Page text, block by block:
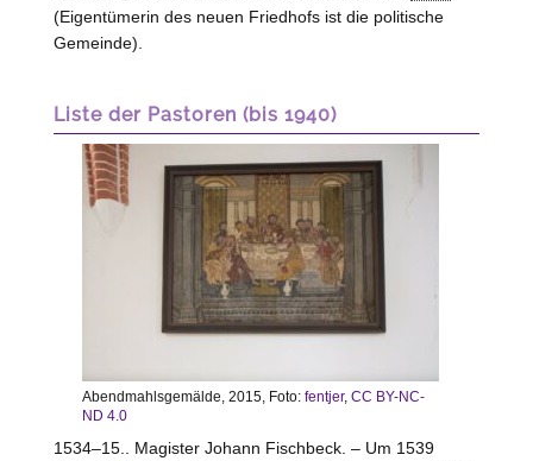
(Eigentümerin des neuen Friedhofs ist die politische
Gemeinde).
Liste der Pastoren (bis 1940)
Abendmahlsgemälde, 2015, Foto: fentjer, CC BY-NC-
ND 4.0
1534–15.. Magister Johann Fischbeck. – Um 1539